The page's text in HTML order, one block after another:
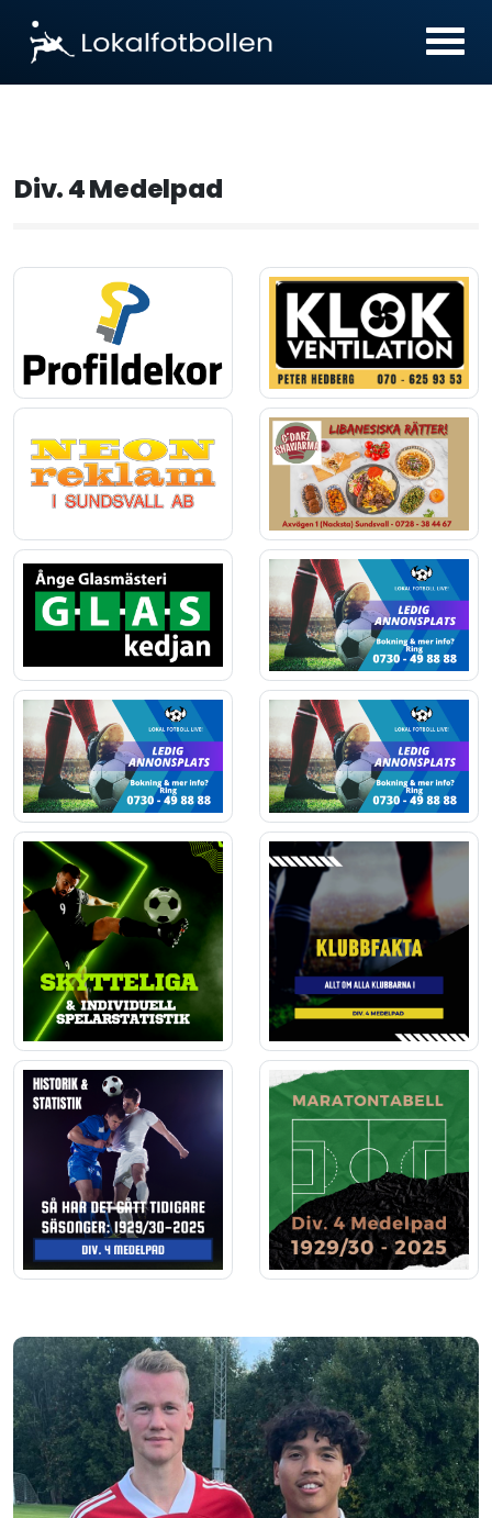
Div. 4 Medelpad